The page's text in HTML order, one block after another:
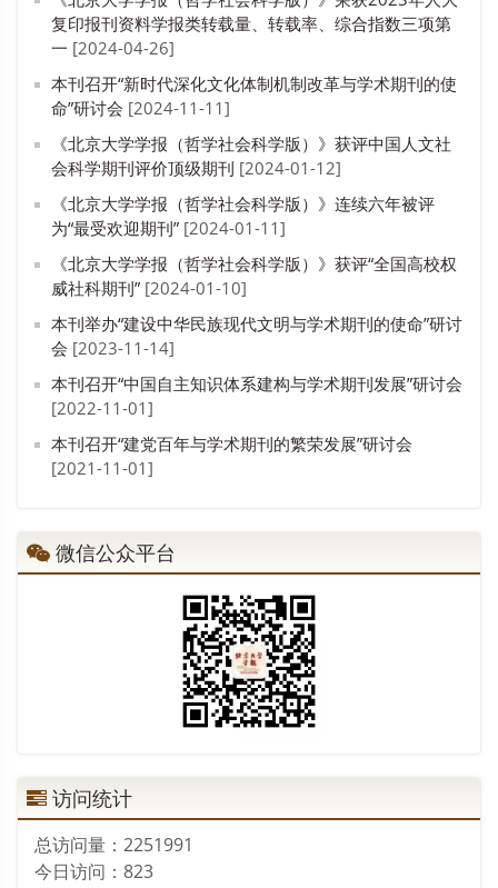
复印报刊资料学报类转载量、转载率、综合指数三项第
一 [2024-04-26]
本刊召开“新时代深化文化体制机制改革与学术期刊的使
命”研讨会 [2024-11-11]
《北京大学学报（哲学社会科学版）》获评中国人文社
会科学期刊评价顶级期刊 [2024-01-12]
《北京大学学报（哲学社会科学版）》连续六年被评
为“最受欢迎期刊” [2024-01-11]
《北京大学学报（哲学社会科学版）》获评“全国高校权
威社科期刊” [2024-01-10]
本刊举办“建设中华民族现代文明与学术期刊的使命”研讨
会 [2023-11-14]
本刊召开“中国自主知识体系建构与学术期刊发展”研讨会
[2022-11-01]
本刊召开“建党百年与学术期刊的繁荣发展”研讨会
[2021-11-01]
微信公众平台
访问统计
总访问量： 2251991
今日访问： 823